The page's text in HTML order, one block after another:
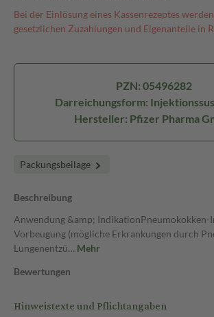
Bei der Einlösung eines Kassenrezeptes
gesetzlichen Zuzahlungen und Eigenanteile in
PZN: 05496282
Darreichungsform:
Hersteller: Pfizer Pharma
Packungsbeilage
Beschreibung
Anwendung &amp; IndikationPneumokokken-
Vorbeugung (mögliche Erkrankungen durch
Lungenentzü… Mehr
Bewertungen
Hinweistexte und Pflichtangaben